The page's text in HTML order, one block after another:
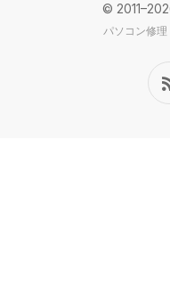
©
パソコン修理